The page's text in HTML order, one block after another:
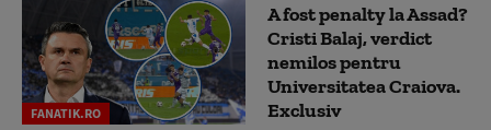
FANATIK.RO
A fost penalty la Assad?
Cristi Balaj, verdict
nemilos pentru
Universitatea Craiova.
Exclusiv